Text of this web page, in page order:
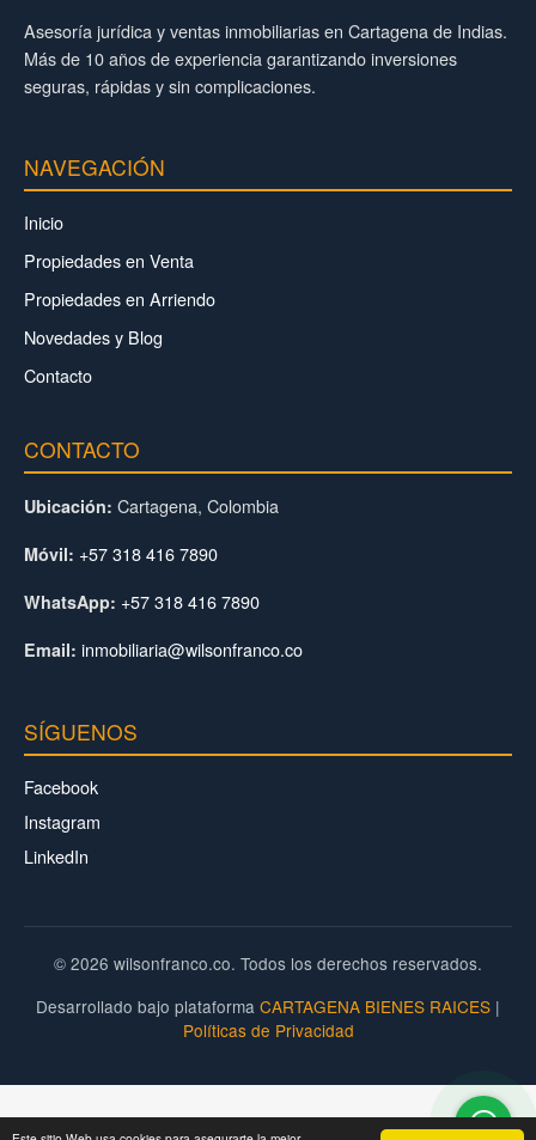
Asesoría jurídica y ventas inmobiliarias en Cartagena de Indias.
Más de 10 años de experiencia garantizando inversiones
seguras, rápidas y sin complicaciones.
NAVEGACIÓN
Inicio
Propiedades en Venta
Propiedades en Arriendo
Novedades y Blog
Contacto
CONTACTO
Ubicación: Cartagena, Colombia
Móvil: +57 318 416 7890
WhatsApp: +57 318 416 7890
Email: inmobiliaria@wilsonfranco.co
SÍGUENOS
Facebook
Instagram
LinkedIn
© 2026 wilsonfranco.co. Todos los derechos reservados.
Desarrollado bajo plataforma CARTAGENA BIENES RAICES |
Políticas de Privacidad